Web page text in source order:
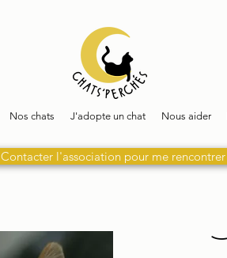
Nos chats J'adopte un chat Nous aider
Contacter l'association pour me rencontrer